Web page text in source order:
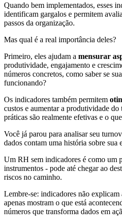
Quando bem implementados, esses
identificam gargalos e permitem
passos da organização.
Mas qual é a real importância deles?
Primeiro, eles ajudam a mensurar
produtividade, engajamento e
números concretos, como saber se
funcionando?
Os indicadores também permitem
custos e aumentar a produtividade
práticas são realmente efetivas e o
Você já parou para analisar seu
dados contam uma história sobre sua
Um RH sem indicadores é como um
instrumentos - pode até chegar ao
riscos no caminho.
Lembre-se: indicadores não explicam
apenas mostram o que está
números que transforma dados em